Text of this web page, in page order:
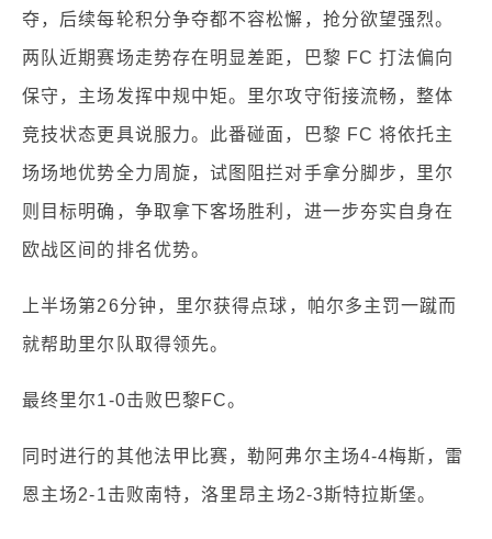
夺，后续每轮积分争夺都不容松懈，抢分欲望强烈。
两队近期赛场走势存在明显差距，巴黎 FC 打法偏向
保守，主场发挥中规中矩。里尔攻守衔接流畅，整体
竞技状态更具说服力。此番碰面，巴黎 FC 将依托主
场场地优势全力周旋，试图阻拦对手拿分脚步，里尔
则目标明确，争取拿下客场胜利，进一步夯实自身在
欧战区间的排名优势。
上半场第26分钟，里尔获得点球，帕尔多主罚一蹴而
就帮助里尔队取得领先。
最终里尔1-0击败巴黎FC。
同时进行的其他法甲比赛，勒阿弗尔主场4-4梅斯，雷
恩主场2-1击败南特，洛里昂主场2-3斯特拉斯堡。